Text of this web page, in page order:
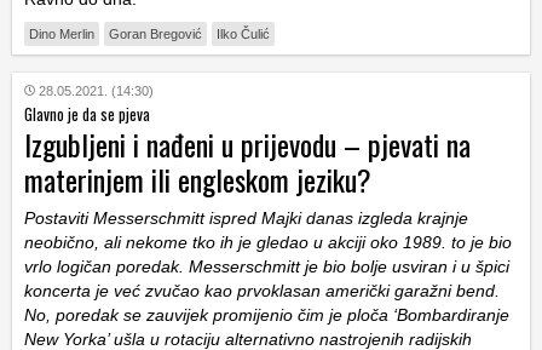
Dino Merlin Goran Bregović Ilko Čulić
28.05.2021. (14:30)
Glavno je da se pjeva
Izgubljeni i nađeni u prijevodu – pjevati na
materinjem ili engleskom jeziku?
Postaviti Messerschmitt ispred Majki danas izgleda krajnje
neobično, ali nekome tko ih je gledao u akciji oko 1989. to je bio
vrlo logičan poredak. Messerschmitt je bio bolje usviran i u špici
koncerta je već zvučao kao prvoklasan američki garažni bend.
No, poredak se zauvijek promijenio čim je ploča ‘Bombardiranje
New Yorka’ ušla u rotaciju alternativno nastrojenih radijskih